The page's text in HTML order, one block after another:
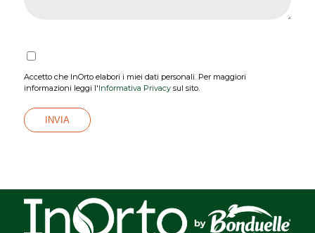
Accetto che InOrto elabori i miei dati personali. Per maggiori
informazioni leggi l'Informativa Privacysul sito.